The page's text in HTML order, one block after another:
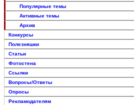
Популярные темы
Активные темы
Архив
Конкурсы
Полезняшки
Статьи
Фотостена
Ссылки
Вопросы/Ответы
Опросы
Рекламодателям